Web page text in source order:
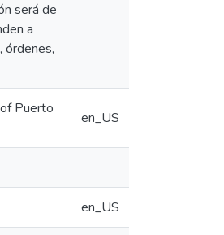
será de
a
órdenes,
Puerto
en_US
en_US